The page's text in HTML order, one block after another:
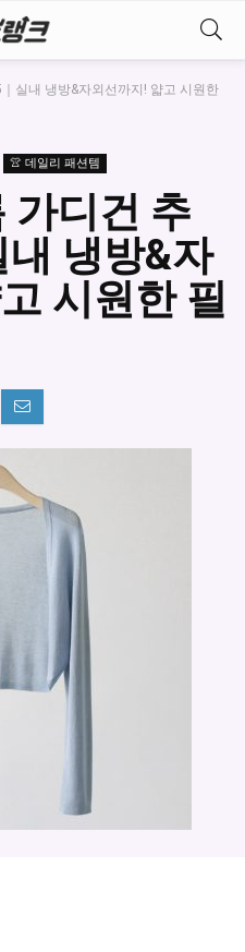
실내 냉방&자외선까지! 얇고 시원한
👚 데일리 패션템
디건 추
내 냉방&자
시원한 필